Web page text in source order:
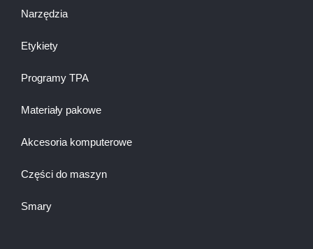
Narzędzia
Etykiety
Programy TPA
Materiały pakowe
Akcesoria komputerowe
Części do maszyn
Smary